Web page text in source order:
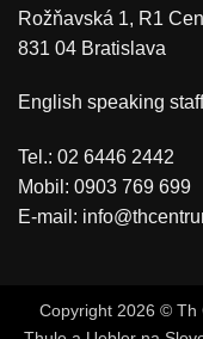
Rožňavská 1, R1
831 04 Bratislava
English speaking staff
Tel.: 02 6446 2442
Mobil: 0903 769 699
E-mail:
Copyright 2026 © Th